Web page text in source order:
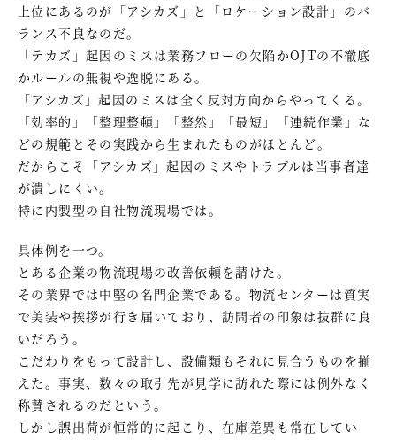
上位にあるのが「アシカズ」と「ロケーション設計」のバ
ランス不良なのだ。
「テカズ」起因のミスは業務フローの欠陥かOJTの不徹底
かルールの無視や逸脱にある。
「アシカズ」起因のミスは全く反対方向からやってくる。
「効率的」「整理整頓」「整然」「最短」「連続作業」な
どの規範とその実践から生まれたものがほとんど。
だからこそ「アシカズ」起因のミスやトラブルは当事者達
が潰しにくい。
特に内製型の自社物流現場では。
具体例を一つ。
とある企業の物流現場の改善依頼を請けた。
その業界では中堅の名門企業である。物流センターは質実
で美装や挨拶が行き届いており、訪問者の印象は抜群に良
いだろう。
こだわりをもって設計し、設備類もそれに見合うものを揃
えた。事実、数々の取引先が見学に訪れた際には例外なく
称賛されるのだという。
しかし誤出荷が恒常的に起こり、在庫差異も常在してい